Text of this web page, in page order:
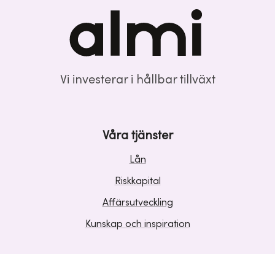
Vi investerar i hållbar tillväxt
Våra tjänster
Lån
Riskkapital
Affärsutveckling
Kunskap och inspiration